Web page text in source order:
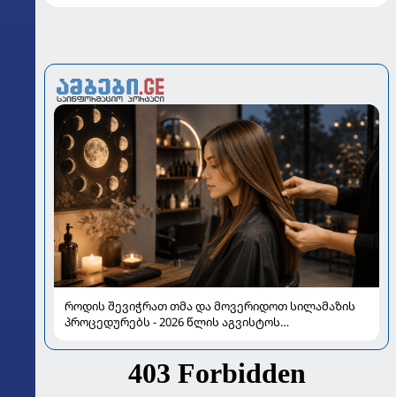
როდის შევიჭრათ თმა და მოვერიდოთ სილამაზის
პროცედურებს - 2026 წლის აგვისტოს